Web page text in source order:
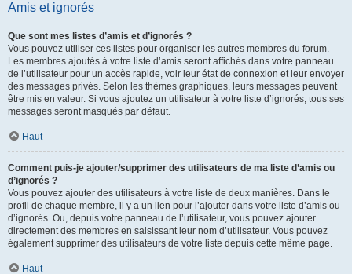
Amis et ignorés
Que sont mes listes d’amis et d’ignorés ?
Vous pouvez utiliser ces listes pour organiser les autres membres du forum.
Les membres ajoutés à votre liste d’amis seront affichés dans votre panneau
de l’utilisateur pour un accès rapide, voir leur état de connexion et leur envoyer
des messages privés. Selon les thèmes graphiques, leurs messages peuvent
être mis en valeur. Si vous ajoutez un utilisateur à votre liste d’ignorés, tous ses
messages seront masqués par défaut.
Haut
Comment puis-je ajouter/supprimer des utilisateurs de ma liste d’amis ou
d’ignorés ?
Vous pouvez ajouter des utilisateurs à votre liste de deux manières. Dans le
profil de chaque membre, il y a un lien pour l’ajouter dans votre liste d’amis ou
d’ignorés. Ou, depuis votre panneau de l’utilisateur, vous pouvez ajouter
directement des membres en saisissant leur nom d’utilisateur. Vous pouvez
également supprimer des utilisateurs de votre liste depuis cette même page.
Haut